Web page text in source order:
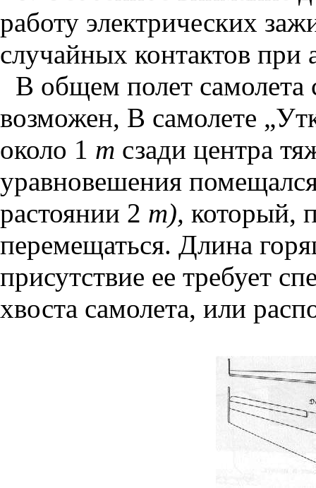
работу электрических
случайных контактов при
В общем полет самолета
возможен, В самолете
около 1 m сзади центра
уравновешения
растоянии 2 m), который,
перемещаться. Длина
присутствие ее требует
хвоста самолета, или